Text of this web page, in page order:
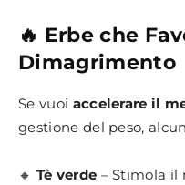
🔥 Erbe che
Dimagrimento
Se vuoi accelerare il
gestione del peso,
🔸 Tè verde – Stimola il